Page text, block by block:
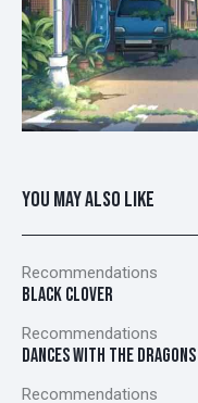
YOU MAY ALSO LIKE
Recommendations
BLACK CLOVER
Recommendations
DANCES WITH THE DRAGONS
Recommendations